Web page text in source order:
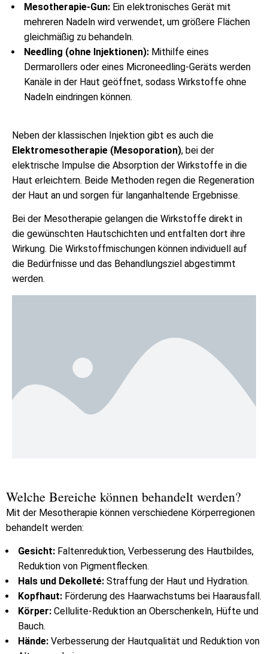
Mesotherapie-Gun: Ein elektronisches Gerät mit
mehreren Nadeln wird verwendet, um größere Flächen
gleichmäßig zu behandeln.
Needling (ohne Injektionen): Mithilfe eines
Dermarollers oder eines Microneedling-Geräts werden
Kanäle in der Haut geöffnet, sodass Wirkstoffe ohne
Nadeln eindringen können.
Neben der klassischen Injektion gibt es auch die
Elektromesotherapie (Mesoporation), bei der
elektrische Impulse die Absorption der Wirkstoffe in die
Haut erleichtern. Beide Methoden regen die Regeneration
der Haut an und sorgen für langanhaltende Ergebnisse.
Bei der Mesotherapie gelangen die Wirkstoffe direkt in
die gewünschten Hautschichten und entfalten dort ihre
Wirkung. Die Wirkstoffmischungen können individuell auf
die Bedürfnisse und das Behandlungsziel abgestimmt
werden.
Welche Bereiche können behandelt werden?
Mit der Mesotherapie können verschiedene Körperregionen
behandelt werden:
Gesicht: Faltenreduktion, Verbesserung des Hautbildes,
Reduktion von Pigmentflecken.
Hals und Dekolleté: Straffung der Haut und Hydration.
Kopfhaut: Förderung des Haarwachstums bei Haarausfall.
Körper: Cellulite-Reduktion an Oberschenkeln, Hüfte und
Bauch.
Hände: Verbesserung der Hautqualität und Reduktion von